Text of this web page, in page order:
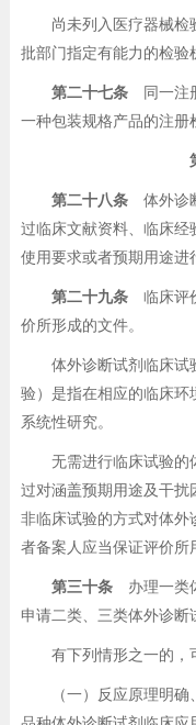
尚未列入医疗器械检
批部门指定有能力的检验
第二十七条同一注
一种包装规格产品的注册
第二十八条体外诊断
过临床文献资料、临床经
使用要求或者预期用途进
第二十九条临床评
价所形成的文件。
体外诊断试剂临床试
验）是指在相应的临床环
系统性研究。
无需进行临床试验的体
过对涵盖预期用途及干扰
非临床试验的方式对体外
者备案人应当保证评价所
第三十条办理一类体
申请二类、三类体外诊断
有下列情形之一的，
（一）反应原理明确、